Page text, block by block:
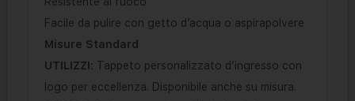
Facile da pulire con getto d’acqua o aspirapolvere
Misure Standard
UTILIZZI: Tappeto personalizzato d’ingresso con
logo per eccellenza. Disponibile anche su misura.